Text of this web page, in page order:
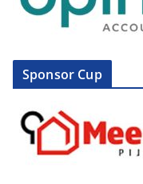
Sponsor Cup